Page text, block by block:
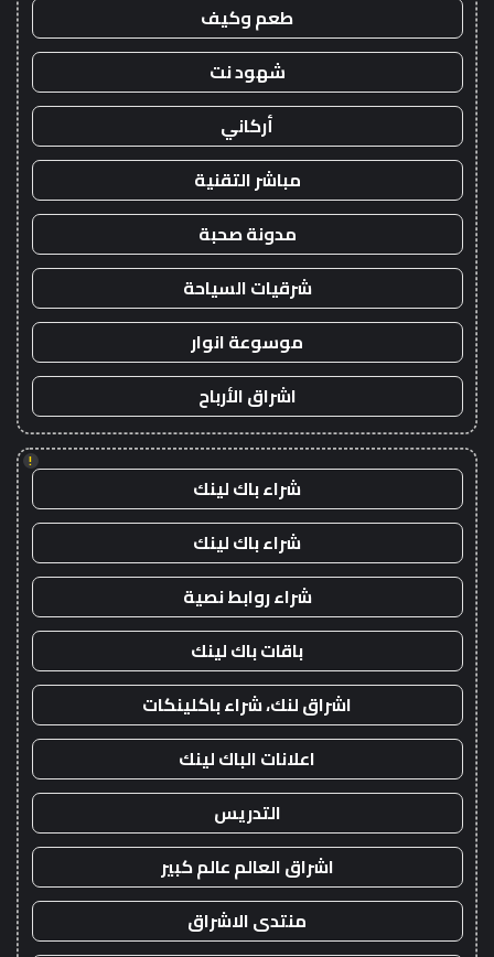
طعم وكيف
شهود نت
أركاني
مباشر التقنية
مدونة صحبة
شرقيات السياحة
موسوعة انوار
اشراق الأرباح
!
شراء باك لينك
شراء باك لينك
شراء روابط نصية
باقات باك لينك
اشراق لنك، شراء باكلينكات
اعلانات الباك لينك
التدريس
اشراق العالم عالم كبير
منتدى الاشراق